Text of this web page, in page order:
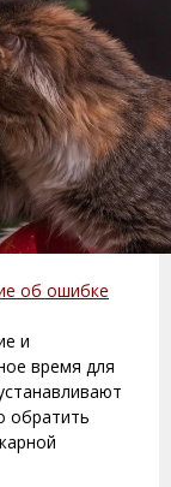
об ошибке
и
время для
обратить